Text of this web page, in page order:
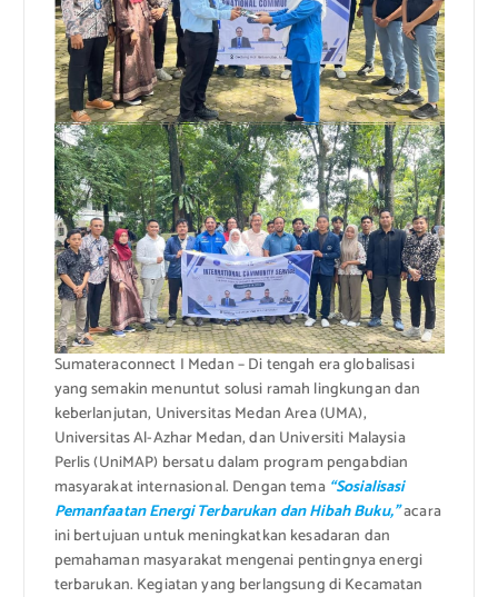
Sumateraconnect I Medan – Di tengah era globalisasi
yang semakin menuntut solusi ramah lingkungan dan
keberlanjutan, Universitas Medan Area (UMA),
Universitas Al-Azhar Medan, dan Universiti Malaysia
Perlis (UniMAP) bersatu dalam program pengabdian
masyarakat internasional. Dengan tema“Sosialisasi
Pemanfaatan Energi Terbarukan dan Hibah Buku,”acara
ini bertujuan untuk meningkatkan kesadaran dan
pemahaman masyarakat mengenai pentingnya energi
terbarukan. Kegiatan yang berlangsung di Kecamatan